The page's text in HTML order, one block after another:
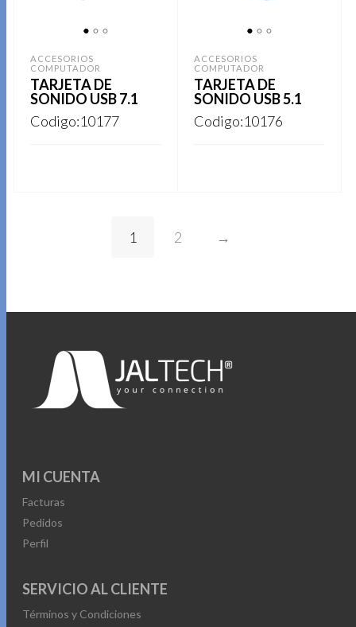
ACCESORIOS
COMPUTADOR
TARJETA DE
SONIDO USB 7.1
Codigo:10177
ACCESORIOS
COMPUTADOR
TARJETA DE
SONIDO USB 5.1
Codigo:10176
1 2 →
MI CUENTA
Facturas
Pedidos
Perfil
SERVICIO AL CLIENTE
Términos y Condiciones